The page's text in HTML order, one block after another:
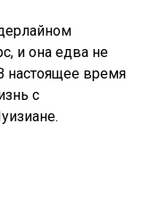
и она едва не
настоящее время
с